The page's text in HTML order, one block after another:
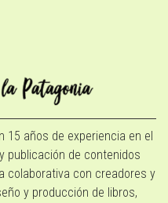
15 años de experiencia en el
publicación de contenidos
colaborativa con creadores y
y producción de libros,